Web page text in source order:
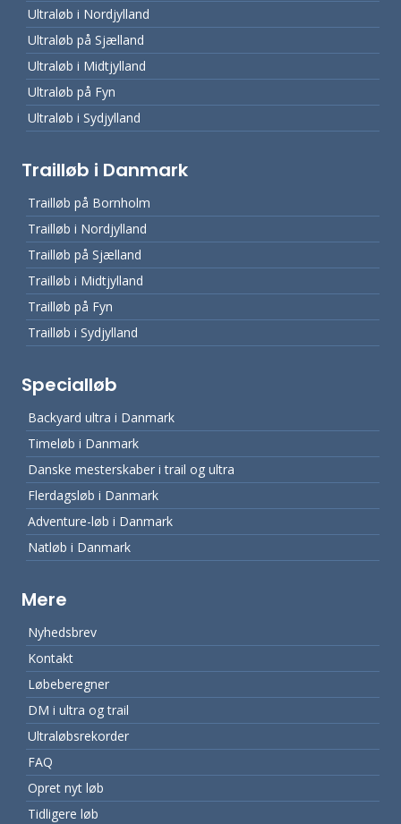
Ultraløb i Nordjylland
Ultraløb på Sjælland
Ultraløb i Midtjylland
Ultraløb på Fyn
Ultraløb i Sydjylland
Trailløb i Danmark
Trailløb på Bornholm
Trailløb i Nordjylland
Trailløb på Sjælland
Trailløb i Midtjylland
Trailløb på Fyn
Trailløb i Sydjylland
Specialløb
Backyard ultra i Danmark
Timeløb i Danmark
Danske mesterskaber i trail og ultra
Flerdagsløb i Danmark
Adventure-løb i Danmark
Natløb i Danmark
Mere
Nyhedsbrev
Kontakt
Løbeberegner
DM i ultra og trail
Ultraløbsrekorder
FAQ
Opret nyt løb
Tidligere løb